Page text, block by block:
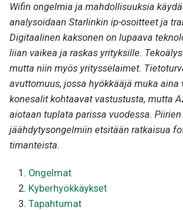
Wifin ongelmia ja mahdollisuuksia
analysoidaan Starlinkin ip-osoitteet ja
Digitaalinen kaksonen on lupaava
liian vaikea ja raskas yrityksille.
mutta niin myös yritysselaimet.
avuttomuus, jossa hyökkääjä muka aina
konesalit kohtaavat vastustusta, mutta
aiotaan tuplata parissa vuodessa. Piirien
jäähdytysongelmiin etsitään ratkaisua
timanteista.
Ongelmat
Kyberhyökkäykset
Tapahtumat